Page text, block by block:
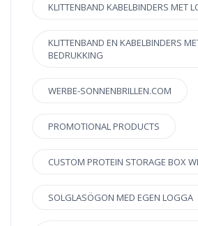
KLITTENBAND KABELBINDERS MET
KLITTENBAND EN KABELBINDERS
BEDRUKKING
WERBE-SONNENBRILLEN.COM
PROMOTIONAL PRODUCTS
CUSTOM PROTEIN STORAGE BOX
SOLGLASÖGON MED EGEN LOGGA